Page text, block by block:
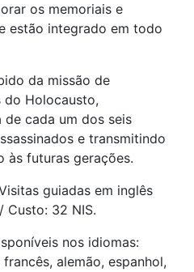
os memoriais e
estão integrado em todo
da missão de
do Holocausto,
de cada um dos seis
e transmitindo
às futuras gerações.
guiadas em inglês
Custo: 32 NIS.
nos idiomas:
alemão, espanhol,